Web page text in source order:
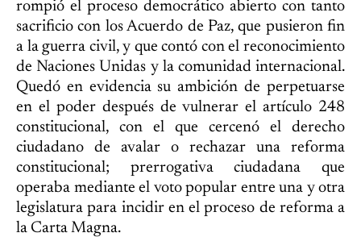
rompió el proceso democrático abierto con tanto
sacrificio con los Acuerdo de Paz, que pusieron fin
a la guerra civil, y que contó con el reconocimiento
de Naciones Unidas y la comunidad internacional.
Quedó en evidencia su ambición de perpetuarse
en el poder después de vulnerar el artículo 248
constitucional, con el que cercenó el derecho
ciudadano de avalar o rechazar una reforma
constitucional; prerrogativa ciudadana que
operaba mediante el voto popular entre una y otra
legislatura para incidir en el proceso de reforma a
la Carta Magna.